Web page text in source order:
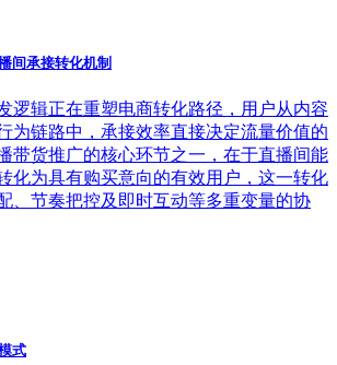
间承接转化机制
逻辑正在重塑电商转化路径，用户从内容
为链路中，承接效率直接决定流量价值的
带货推广的核心环节之一，在于直播间能
化为具有购买意向的有效用户，这一转化
、节奏把控及即时互动等多重变量的协
式